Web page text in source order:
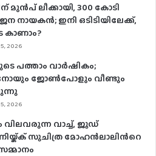
മുൻപ് ലീക്കായി, 300 കോടി
നായകൻ; ഇനി ഒടിടിയിലേക്ക്,
കാണാം?
2026
പത്താം വാർഷികം;
ജോൺപോളും വീണ്ടും
2026
വിലവരുന്ന വാച്ച്, ജൂഡ്
സുചിത്ര മോഹൻലാലിൻറെ